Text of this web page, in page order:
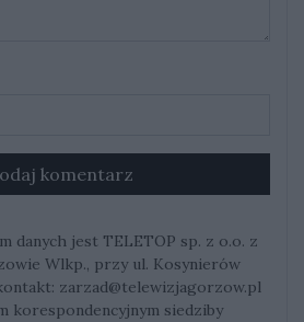
komentarz
danych jest TELETOP sp. z o.o. z
Wlkp., przy ul. Kosynierów
zarzad@telewizjagorzow.pl
korespondencyjnym siedziby